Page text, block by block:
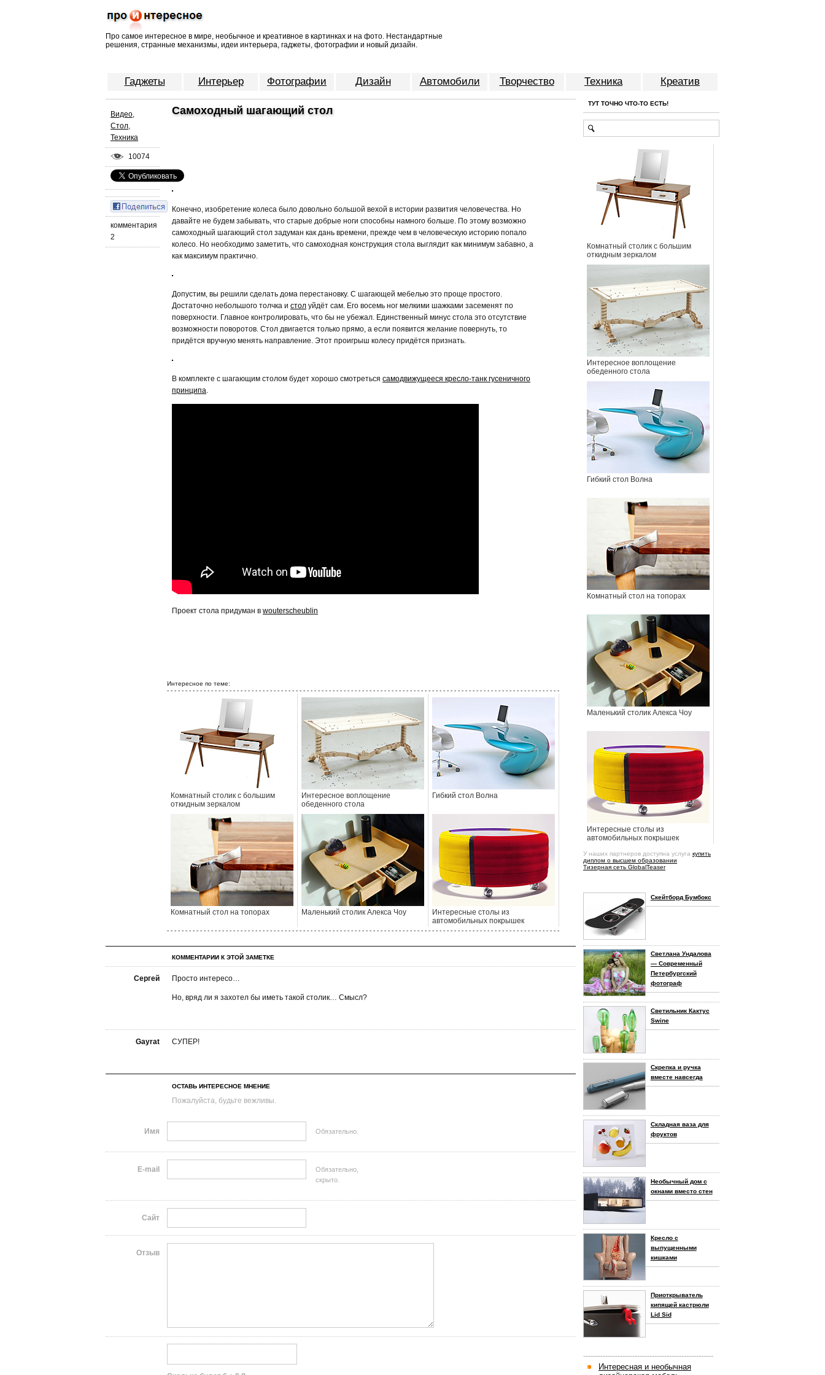
Про самое интересное в мире, необычное и креативное в картинках и на фото. Нестандартные
решения, странные механизмы, идеи интерьера, гаджеты, фотографии и новый дизайн.
Гаджеты Интерьер Фотографии Дизайн Автомобили Творчество Техника Креатив
Видео
Стол
Техника
10074
комментария
2
Самоходный шагающий стол
Конечно, изобретение колеса было довольно большой вехой в истории развития человечества. Но
давайте не будем забывать, что старые добрые ноги способны намного больше. По этому возможно
самоходный шагающий стол задуман как дань времени, прежде чем в человеческую историю попало
колесо. Но необходимо заметить, что самоходная конструкция стола выглядит как минимум забавно, а
как максимум практично.
Допустим, вы решили сделать дома перестановку. С шагающей мебелью это проще простого.
Достаточно небольшого толчка и стол уйдёт сам. Его восемь ног мелкими шажками засеменят по
поверхности. Главное контролировать, что бы не убежал. Единственный минус стола это отсутствие
возможности поворотов. Стол двигается только прямо, а если появится желание повернуть, то
придётся вручную менять направление. Этот проигрыш колесу придётся признать.
В комплекте с шагающим столом будет хорошо смотреться самодвижущееся кресло-танк гусеничного
принципа.
Проект стола придуман в wouterscheublin
Интересное по теме:
- - - - - - - - - - - - - - - - - - - - - - - - - - - - - - - - - - - - - - - - - - - - - - - - - - - - - - - - - - - - - - - - - - - - - - - - - - - - - - - - - - - - - - - - - - - - - - - - - - - - - - - - - - -
Комнатный столик с большим
откидным зеркалом
Интересное воплощение
обеденного стола
Гибкий стол Волна
Комнатный стол на топорах Маленький столик Алекса Чоу
Интересные столы из
автомобильных покрышек
- - - - - - - - - - - - - - - - - - - - - - - - - - - - - - - - - - - - - - - - - - - - - - - - - - - - - - - - - - - - - - - - - - - - - - - - - - - - - - - - - - - - - - - - - - - - - - - - - - - - - - - - - - -
КОММЕНТАРИИ К ЭТОЙ ЗАМЕТКЕ
Сергей Просто интересо…
Но, вряд ли я захотел бы иметь такой столик… Смысл?
Gayrat СУПЕР!
ОСТАВЬ ИНТЕРЕСНОЕ МНЕНИЕ
Пожалуйста, будьте вежливы.
Имя Обязательно.
E-mail
Обязательно,
скрыто.
Сайт
Отзыв
ТУТ ТОЧНО ЧТО-ТО ЕСТЬ!
Комнатный столик с большим
откидным зеркалом
Интересное воплощение
обеденного стола
Гибкий стол Волна
Комнатный стол на топорах
Маленький столик Алекса Чоу
Интересные столы из
автомобильных покрышек
У наших партнеров доступна услуга купить
диплом о высшем образовании
Тизерная сеть GlobalTeaser
Скейтборд Бумбокс
Светлана Ундалова
— Современный
Петербургский
фотограф
Светильник Кактус
Swine
Скрепка и ручка
вместе навсегда
Складная ваза для
фруктов
Необычный дом с
окнами вместо стен
Кресло с
выпущенными
кишками
Приоткрыватель
кипящей кастрюли
Lid Sid
-----------------------------------------------------
Интересная и необычная